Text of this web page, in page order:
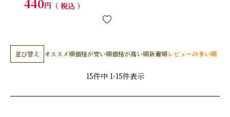
税込
並び替え オススメ順価格が安い順価格が高い順新着順レビューの多い順
15件中 1-15件表示